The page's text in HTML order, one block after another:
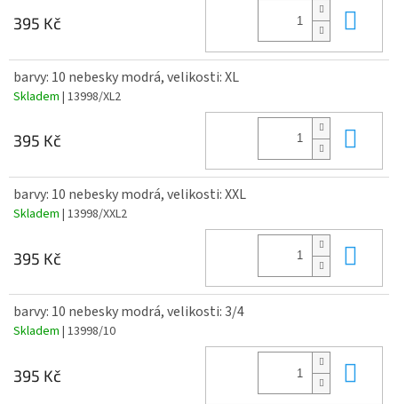
395 Kč
barvy: 10 nebesky modrá, velikosti: XL
Skladem | 13998/XL2
395 Kč
barvy: 10 nebesky modrá, velikosti: XXL
Skladem | 13998/XXL2
395 Kč
barvy: 10 nebesky modrá, velikosti: 3/4
Skladem | 13998/10
395 Kč